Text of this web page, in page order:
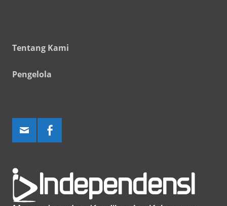
Tentang Kami
Pengelola